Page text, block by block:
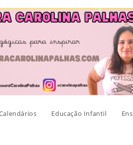
Educação Infantil